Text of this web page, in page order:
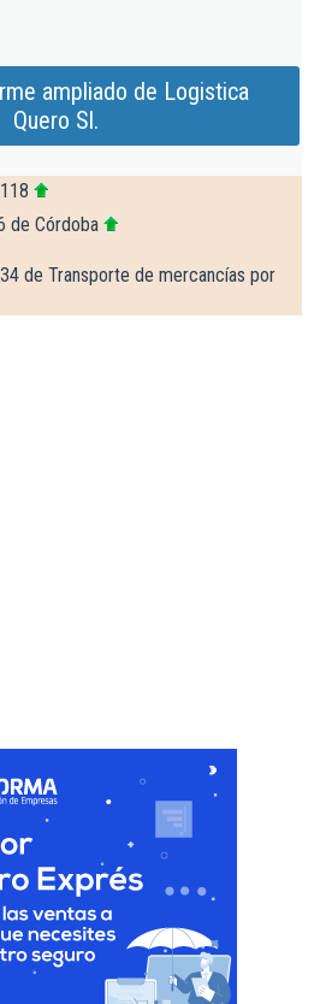
ampliado de Logistica
Quero Sl.
de Córdoba
de Transporte de mercancías por